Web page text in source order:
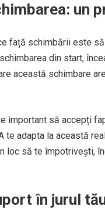
un
față schimbării este
din start,
această schimbare
important să accepți
te adapta la această
loc să te împotrivești,
în jurul